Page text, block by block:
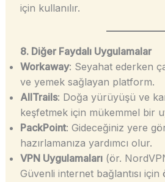
için kullanılır.
8. Diğer Faydalı Uygulamalar
Workaway: Seyahat ederken
ve yemek sağlayan platform.
AllTrails: Doğa yürüyüşü ve
keşfetmek için mükemmel bir
PackPoint: Gideceğiniz yere
hazırlamanıza yardımcı olur.
VPN Uygulamaları(ör.
Güvenli internet bağlantısı için